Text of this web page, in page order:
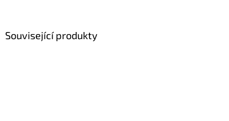
Související produkty